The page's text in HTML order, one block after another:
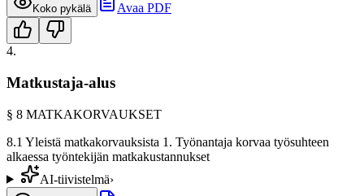
Koko pykälä Avaa PDF
4.
Matkustaja-alus
§ 8 MATKAKORVAUKSET
8.1 Yleistä matkakorvauksista 1. Työnantaja korvaa työsuhteen
alkaessa työntekijän matkakustannukset
AI-tiivistelmä›